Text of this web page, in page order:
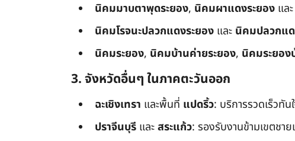
นิคมมาบตาพุดระยอง, นิคมผาแดงระยอง และ
นิคมโรจนะปลวกแดงระยอง และ นิคมปลวกแ
นิคมระยอง, นิคมบ้านค่ายระยอง, นิคมระยอง
3. จังหวัดอื่นๆ ในภาคตะวันออก
ฉะเชิงเทรา และพื้นที่ แปดริ้ว: บริการรวดเร็วทัน
ปราจีนบุรี และสระแก้ว: รองรับงานข้ามเขตชา